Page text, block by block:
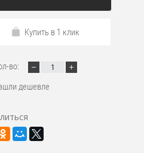
Купить в 1 клик
во:
дешевле